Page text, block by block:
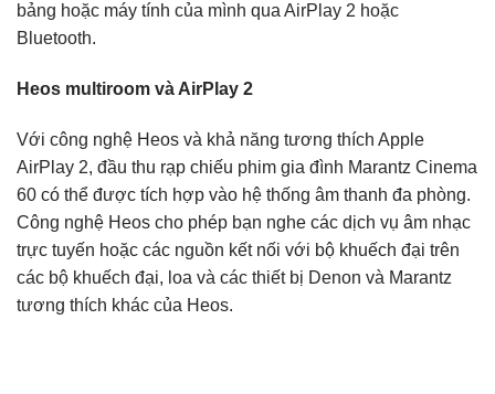
bảng hoặc máy tính của mình qua AirPlay 2 hoặc
Bluetooth.
Heos multiroom và AirPlay 2
Với công nghệ Heos và khả năng tương thích Apple
AirPlay 2, đầu thu rạp chiếu phim gia đình Marantz Cinema
60 có thể được tích hợp vào hệ thống âm thanh đa phòng.
Công nghệ Heos cho phép bạn nghe các dịch vụ âm nhạc
trực tuyến hoặc các nguồn kết nối với bộ khuếch đại trên
các bộ khuếch đại, loa và các thiết bị Denon và Marantz
tương thích khác của Heos.